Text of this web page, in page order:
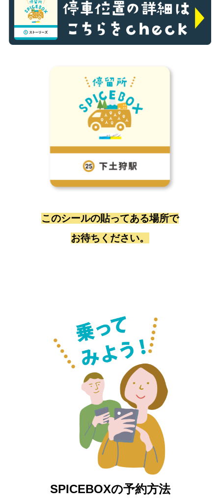
このシールの貼ってある場所で
お待ちください。
SPICEBOXの予約方法